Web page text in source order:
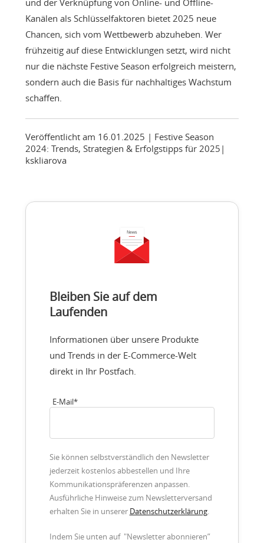
Kanälen als Schlüsselfaktoren bietet 2025 neue
Chancen, sich vom Wettbewerb abzuheben. Wer
frühzeitig auf diese Entwicklungen setzt, wird nicht
nur die nächste Festive Season erfolgreich meistern,
sondern auch die Basis für nachhaltiges Wachstum
schaffen.
Veröffentlicht am 16.01.2025 | Festive Season
2024: Trends, Strategien & Erfolgstipps für 2025 |
kskliarova
Bleiben Sie auf dem
Laufenden
Informationen über unsere Produkte
und Trends in der E-Commerce-Welt
direkt in Ihr Postfach.
E-Mail*
Sie können selbstverständlich den Newsletter
jederzeit kostenlos abbestellen und Ihre
Kommunikationspräferenzen anpassen.
Ausführliche Hinweise zum Newsletterversand
erhalten Sie in unserer Datenschutzerklärung.
Indem Sie unten auf "Newsletter abonnieren”